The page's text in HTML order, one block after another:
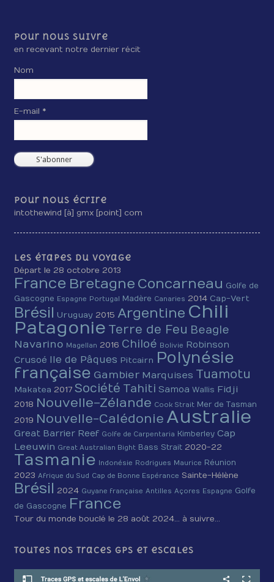
Pour nous suivre
en recevant notre dernier récit
Nom
E-mail *
Pour nous écrire
intothewind [à] gmx [point] com
Les étapes du voyage
Départ le 28 octobre 2013
France Bretagne Concarneau Golfe de
Gascogne Espagne Portugal Madère Canaries 2014 Cap-Vert
Brésil Uruguay 2015Argentine Chili
Patagonie Terre de Feu Beagle
Navarino Magellan 2016 Chiloé Bolivie Robinson
Crusoé Ile de Pâques Pitcairn Polynésie
française Gambier Marquises Tuamotu
Makatea 2017Société Tahiti Samoa Wallis Fidji
2018 Nouvelle-Zélande Cook Strait Mer de Tasman
2019 Nouvelle-Calédonie Australie
Great Barrier Reef Golfe de Carpentaria Kimberley Cap
Leeuwin Great Australian Bight Bass Strait 2020-22
Tasmanie Indonésie Rodrigues Maurice Réunion
2023Afrique du Sud Cap de Bonne Espérance Sainte-Hélène
Brésil 2024 Guyane française Antilles Açores Espagne Golfe
de Gascogne France
Tour du monde bouclé le 28 août 2024… à suivre…
Toutes nos traces GPS et escales